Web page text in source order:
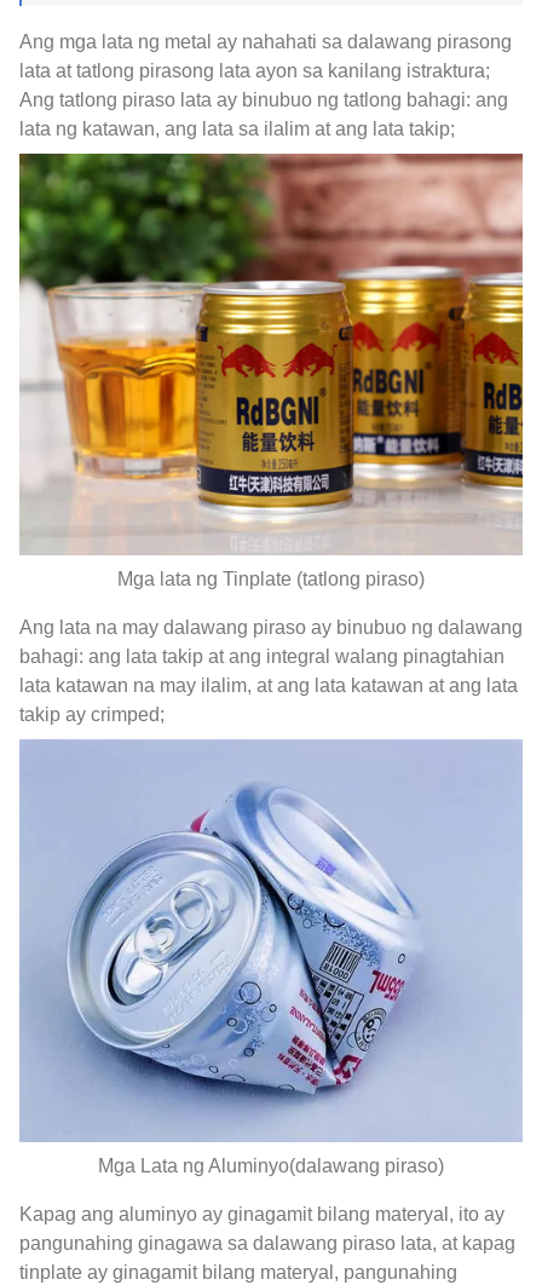
Ang mga lata ng metal ay nahahati sa dalawang pirasong
lata at tatlong pirasong lata ayon sa kanilang istraktura;
Ang tatlong piraso lata ay binubuo ng tatlong bahagi: ang
lata ng katawan, ang lata sa ilalim at ang lata takip;
Mga lata ng Tinplate (tatlong piraso)
Ang lata na may dalawang piraso ay binubuo ng dalawang
bahagi: ang lata takip at ang integral walang pinagtahian
lata katawan na may ilalim, at ang lata katawan at ang lata
takip ay crimped;
Mga Lata ng Aluminyo(dalawang piraso)
Kapag ang aluminyo ay ginagamit bilang materyal, ito ay
pangunahing ginagawa sa dalawang piraso lata, at kapag
tinplate ay ginagamit bilang materyal, pangunahing